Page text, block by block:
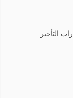
التأجير